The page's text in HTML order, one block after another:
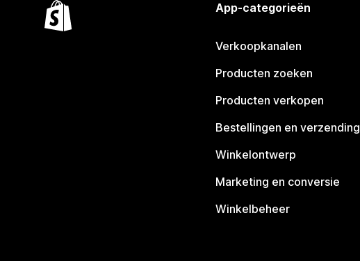
App-categorieën
Verkoopkanalen
Producten zoeken
Producten verkopen
Bestellingen en verzending
Winkelontwerp
Marketing en conversie
Winkelbeheer